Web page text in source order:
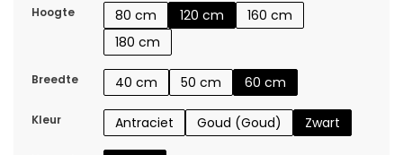
Hoogte
80 cm 120 cm
160 cm
180 cm
Breedte 40 cm 50 cm 60 cm
Kleur Antraciet Goud (Goud) Zwart